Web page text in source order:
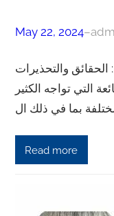
May 22, 2024–
والتحذيرات
التي تواجه الكثير
Read more